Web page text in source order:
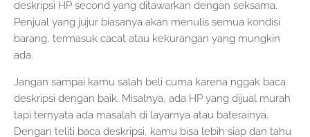
deskripsi HP second yang ditawarkan dengan seksama.
Penjual yang jujur biasanya akan menulis semua kondisi
barang, termasuk cacat atau kekurangan yang mungkin
ada.
Jangan sampai kamu salah beli cuma karena nggak baca
deskripsi dengan baik. Misalnya, ada HP yang dijual murah
tapi ternyata ada masalah di layarnya atau baterainya.
Dengan teliti baca deskripsi, kamu bisa lebih siap dan tahu